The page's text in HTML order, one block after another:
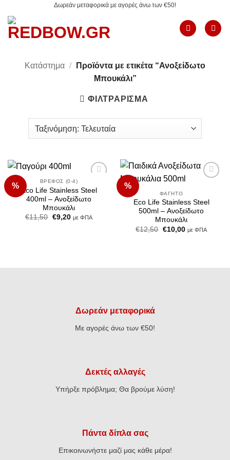
στο
περιεχόμενο
Δωρεάν μεταφορικά με αγορές άνω των €50!
Κατάστημα /
Προϊόντα με ετικέτα “Ανοξείδωτο
Μπουκάλι”
ΦΙΛΤΡΆΡΙΣΜΑ
%
Wishlist
ΒΡΈΦΟΣ (0-4)
Eco Life Stainless Steel
400ml – Ανοξείδωτο
Μπουκάλι
€11,50 Original
€9,20Ημε ΦΠΑ
%
ΦΑΓΗΤΌ
Eco Life Stainless Steel
500ml – Ανοξείδωτο
Μπουκάλι
€12,50 Original
price
€10,00Η
τρέχουσα
με ΦΠΑ
Δωρεάν μεταφορικά
Με αγορές άνω των €50!
Δεκτές αλλαγές
Υπήρξε πρόβλημα; Θα βρούμε λύση!
Πάντα δίπλα σας
Επικοινωνήστε μαζί μας κάθε μέρα!